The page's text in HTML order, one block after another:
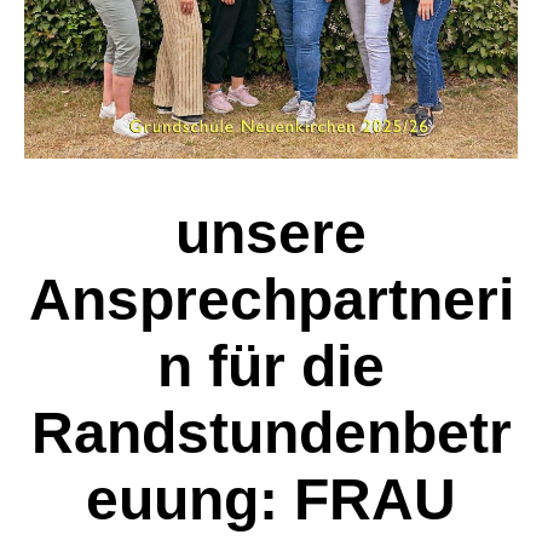
unsere
Ansprechpartneri
n für die
Randstundenbetr
euung: FRAU